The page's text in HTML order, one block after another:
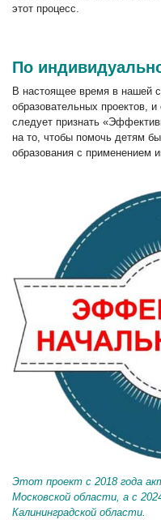
этот процесс.
По
В настоящее время в нашей
образовательных проектов,
следует признать
на то, чтобы помочь детям
образования с применением
Этот проект с 2018 года
Московской области, а с
Калининградской области.